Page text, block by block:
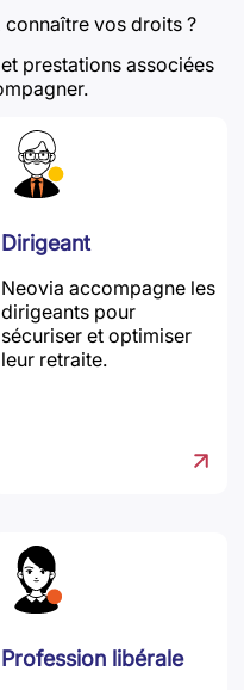
vos droits ?
prestations associées
Dirigeant
Neovia accompagne les
dirigeants pour
sécuriser et optimiser
leur retraite.
Profession libérale